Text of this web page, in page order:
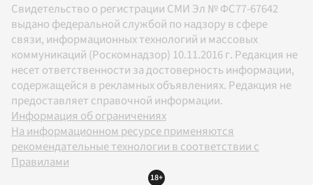
Свидетельство о регистрации СМИ Эл № ФС77-67642
выдано федеральной службой по надзору в сфере
связи, информационных технологий и массовых
коммуникаций (Роскомнадзор) 10.11.2016 г. Редакция не
несет ответственности за достоверность информации,
содержащейся в рекламных объявлениях. Редакция не
предоставляет справочной информации.
Информация об ограничениях
На информационном ресурсе применяются
рекомендательные технологии в соответствии с
Правилами
18+